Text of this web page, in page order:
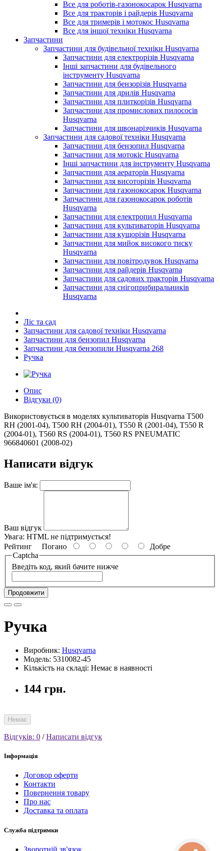
Все для роботів-газонокосарок Husqvarna
Все для тракторів і райдерів Husqvarna
Все для тримерів і мотокос Husqvarna
Все для іншої техніки Husqvarna
Запчастини
Запчастини для будівельної техніки Husqvarna
Запчастини для електрорізів Husqvarna
Інші запчастини для будівельного
інструменту Husqvarna
Запчастини для бензорізів Husqvarna
Запчастини для дрилів Husqvarna
Запчастини для плиткорізів Husqvarna
Запчастини для промислових пилососів
Husqvarna
Запчастини для швонарізчиків Husqvarna
Запчастини для садової техніки Husqvarna
Запчастини для бензопил Husqvarna
Запчастини для мотокіс Husqvarna
Інші запчастини для інструменту Husqvarna
Запчастини для аераторів Husqvarna
Запчастини для висоторізів Husqvarna
Запчастини для газонокосарок Husqvarna
Запчастини для газонокосарок роботів
Husqvarna
Запчастини для електропил Husqvarna
Запчастини для культиваторів Husqvarna
Запчастини для кущорізів Husqvarna
Запчастини для мийок високого тиску
Husqvarna
Запчастини для повітродувок Husqvarna
Запчастини для райдерів Husqvarna
Запчастини для садових тракторів Husqvarna
Запчастини для снігоприбиральників
Husqvarna
Ліс та сад
Запчастини для садової техніки Husqvarna
Запчастини для бензопил Husqvarna
Запчастини для бензопили Husqvarna 268
Ручка
Опис
Відгуки (0)
Використовується в моделях культиваторів Husqvarna T500
RH (2001-04), T500 RH (2004-01), T550 R (2001-04), T550 R
(2004-01), T560 RS (2004-01), T560 RS PNEUMATIC
966840601 (2008-02)
Написати відгук
Ваше ім'я:
Ваш відгук
Увага: HTML не підтримується!
Рейтинг Погано
Добре
Captcha
Введіть код, який бачите нижче
Продовжити
Ручка
Виробник: Husqvarna
Модель: 5310082-45
Кількість на складі: Немає в наявності
144 грн.
Немає
Відгуків: 0 /Написати відгук
Інформація
Договор оферти
Контакти
Повернення товару
Про нас
Доставка та оплата
Служба підтримки
Зворотній зв'язок